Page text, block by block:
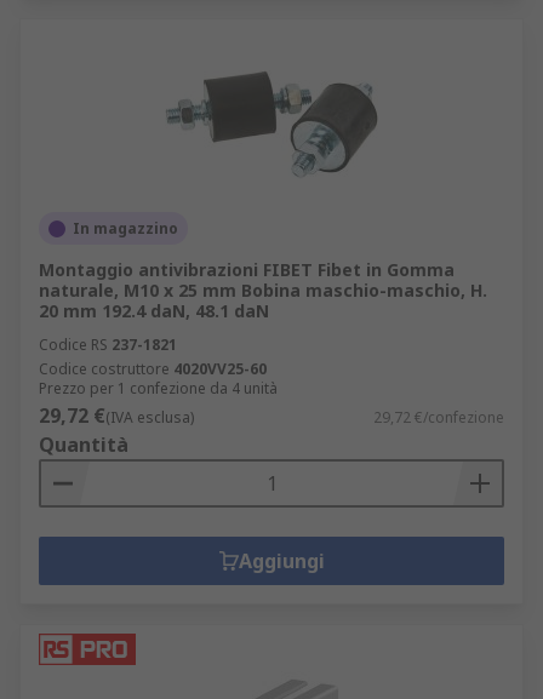
In magazzino
Montaggio antivibrazioni FIBET Fibet in Gomma
naturale, M10 x 25 mm Bobina maschio-maschio, H.
20 mm 192.4 daN, 48.1 daN
Codice RS 237-1821
Codice costruttore 4020VV25-60
Prezzo per 1 confezione da 4 unità
29,72 €(IVA esclusa) 29,72 €/confezione
Quantità
Aggiungi